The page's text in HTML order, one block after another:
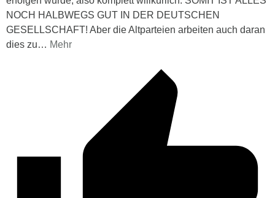
NOCH HALBWEGS GUT IN DER DEUTSCHEN
GESELLSCHAFT! Aber die Altparteien arbeiten auch daran
dies zu… Mehr